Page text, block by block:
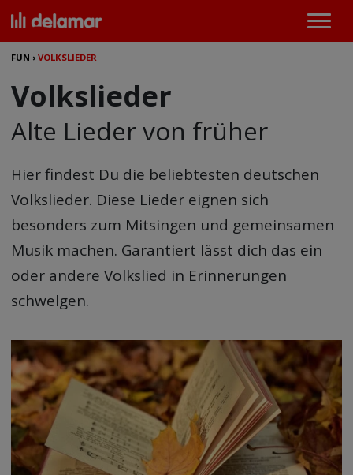
FUN ›VOLKSLIEDER
Volkslieder
Alte Lieder von früher
Hier findest Du die beliebtesten deutschen
Volkslieder. Diese Lieder eignen sich
besonders zum Mitsingen und gemeinsamen
Musik machen. Garantiert lässt dich das ein
oder andere Volkslied in Erinnerungen
schwelgen.